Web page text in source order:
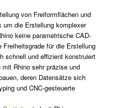
von Freiformflächen und
um die Erstellung komplexer
keine parametrische CAD-
für die Erstellung
schnell und effizient konstruiert
Rhino sehr präzise und
deren Datensätze sich
und CNC-gesteuerte